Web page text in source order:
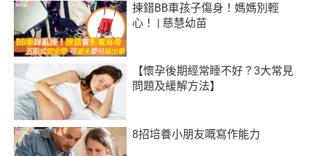
揀錯BB車孩子傷身！媽媽別輕
心！ | 慈慧幼苗
【懷孕後期經常睡不好？3大常見
問題及緩解方法】
8招培養小朋友嘅寫作能力